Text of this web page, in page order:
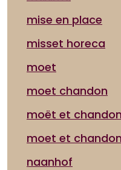
mise en place
misset horeca
moet
moet chandon
moët et chandon
moet et chandon
naanhof